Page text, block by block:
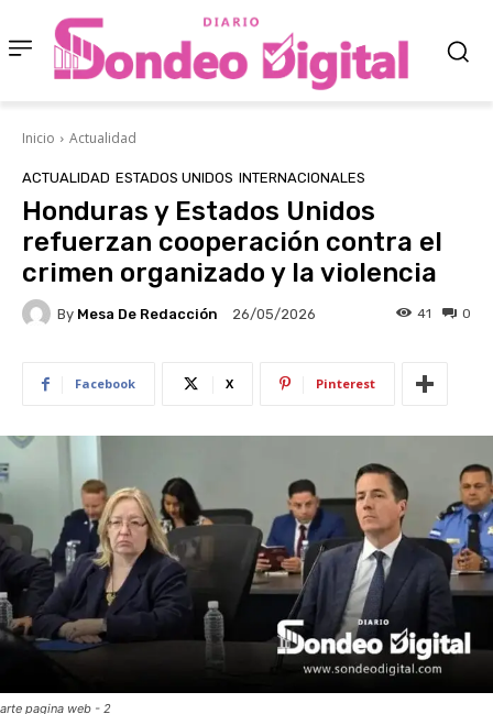
Inicio Actualidad
ACTUALIDAD ESTADOS UNIDOS INTERNACIONALES
Honduras y Estados Unidos
refuerzan cooperación contra el
crimen organizado y la violencia
By Mesa De Redacción 26/05/2026 0
41
Facebook X Pinterest
arte pagina web - 2